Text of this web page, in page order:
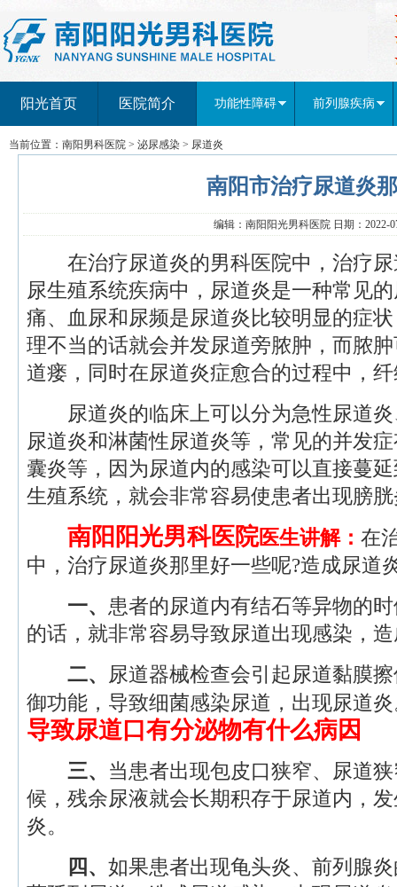
阳光首页 医院简介 功能性障碍 前列腺疾病
当前位置： 南阳男科医院 > 泌尿感染 > 尿道炎
南阳市治疗尿道炎
编辑：南阳阳光男科医院 日期：2022-
在治疗尿道炎的男科医院中，治疗尿
尿生殖系统疾病中，尿道炎是一种常见
痛、血尿和尿频是尿道炎比较明显的症
理不当的话就会并发尿道旁脓肿，而脓
道瘘，同时在尿道炎症愈合的过程中，
尿道炎的临床上可以分为急性尿道炎
尿道炎和淋菌性尿道炎等，常见的并发
囊炎等，因为尿道内的感染可以直接蔓
生殖系统，就会非常容易使患者出现膀
南阳阳光男科医院医生讲解： 在
中，治疗尿道炎那里好一些呢?造成尿道
一、 患者的尿道内有结石等异物的
的话，就非常容易导致尿道出现感染，
二、
尿道器械检查会引起尿道黏膜
御功能，导致细菌感染尿道，出现尿道
导致尿道口有分泌物有什么病因
三、 当患者出现包皮口狭窄、尿道
候，残余尿液就会长期积存于尿道内，
炎。
四、 如果患者出现龟头炎、前列腺